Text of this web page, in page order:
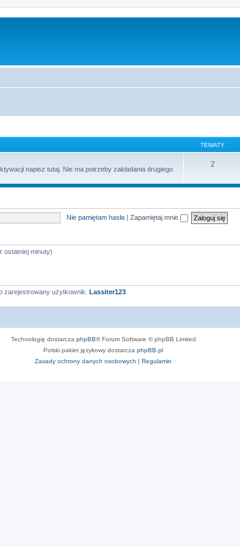
TEMATY
napisz tutaj. Nie ma potrzeby zakładania drugiego
2
Nie pamiętam hasła | Zapamiętaj mnie
ostatniej minuty)
zarejestrowany użytkownik: Lassiter123
Technologię dostarcza phpBB® Forum Software © phpBB Limited
Polski pakiet językowy dostarcza phpBB.pl
Zasady ochrony danych osobowych | Regulamin